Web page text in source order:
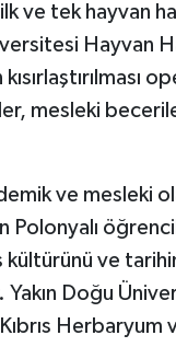
ve tek hayvan
Hayvan
mesleki
ve mesleki
Polonyalı
kültürünü ve
Doğu
Herbaryum